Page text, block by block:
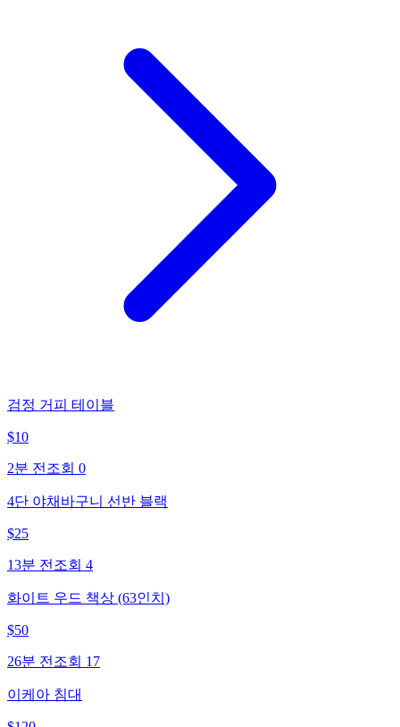
검정 거피 테이블
$10
2분 전 조회 0
4단 야채바구니 선반 블랙
$25
13분 전 조회 4
화이트 우드 책상 (63인치)
$50
26분 전 조회 17
이케아 침대